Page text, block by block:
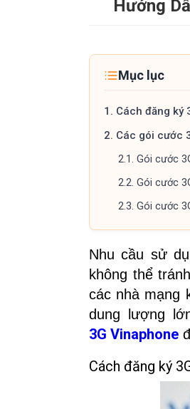
Hướng
Mục lục
1. Cách đăng ký
2. Các gói cước
2.1. Gói cước
2.2. Gói cước
2.3. Gói cước
Nhu cầu sử
không thể
các nhà mạng
dung lượng
3G Vinaphone
Cách đăng ký